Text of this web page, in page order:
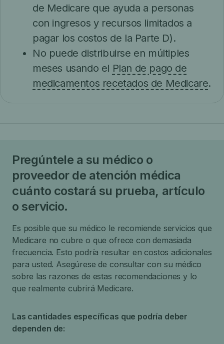
de Medicare que ayuda a personas
con ingresos y recursos limitados a
pagar los costos de la Parte D).
No puede distribuirse en múltiples
meses usando el Plan de pago de
medicamentos recetados de Medicare.
Pregúntele a su médico o
proveedor de atención médica
cuánto costará su prueba, artículo
o servicio.
Es posible que su médico le recomiende servicios que
Medicare no cubre o que ofrece con demasiada
frecuencia. Esto podría resultar en costos adicionales
para usted. Asegúrese de consultar con su médico
sobre las razones de estas recomendaciones y lo
que realmente cubrirá Medicare.
Las cantidades específicas que podría deber
dependen de: